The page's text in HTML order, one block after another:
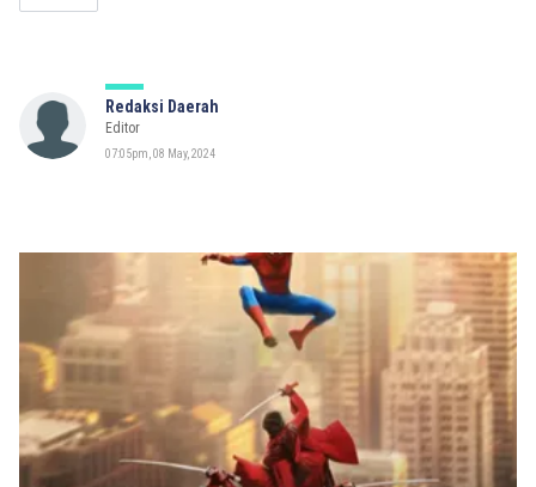
Redaksi Daerah
Editor
07:05pm, 08 May, 2024